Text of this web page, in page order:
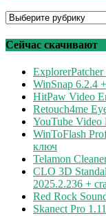
Программы
рубрикам
Сейчас скачивают
WinSnap 6.2.4
HitPaw Video
Retouch4me
YouTube Video
WinToFlash
ключ
Telamon
CLO 3D
2025.2.236 +
Red Rock
Skanect Pro